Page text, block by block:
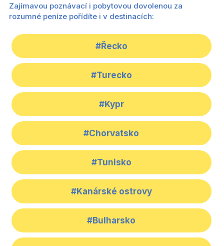
Zajímavou poznávací i pobytovou dovolenou za
rozumné peníze pořídíte i v destinacích:
#Řecko
#Turecko
#Kypr
#Chorvatsko
#Tunisko
#Kanárské ostrovy
#Bulharsko